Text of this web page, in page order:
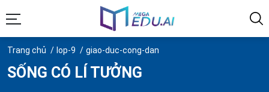
Trang chủ lop-9 giao-duc-cong-dan
SỐNG CÓ LÍ TƯỞNG